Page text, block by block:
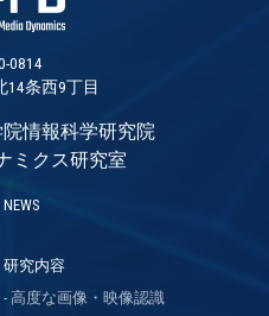
0814
14条西9丁目
情報科学研究院
ミクス研究室
NEWS
研究内容
高度な画像・映像認識